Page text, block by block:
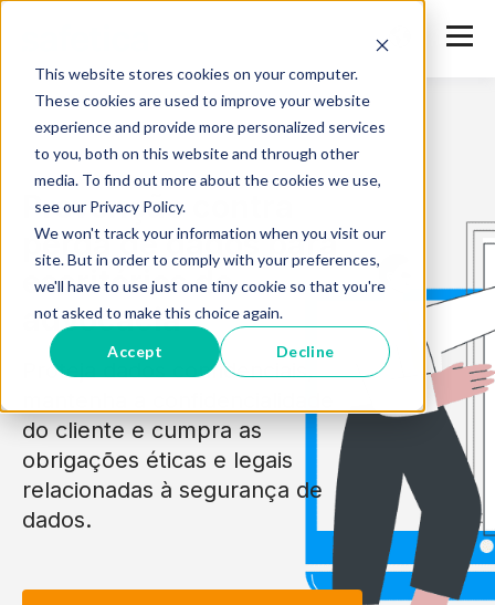
This website stores cookies on your computer.
These cookies are used to improve your website
experience and provide more personalized services
to you, both on this website and through other
media. To find out more about the cookies we use,
see our Privacy Policy.
We won't track your information when you visit our
site. But in order to comply with your preferences,
we'll have to use just one tiny cookie so that you're
not asked to make this choice again.
Accept Decline
Prevenção contra
perda de dados para
escritórios de
advocacia
Proteja dados confidenciais,
do cliente e cumpra as
obrigações éticas e legais
relacionadas à segurança de
dados.